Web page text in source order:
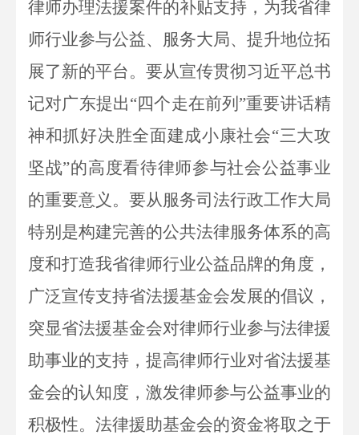
律师办理法援案件的补贴支持，为我省律
师行业参与公益、服务大局、提升地位拓
展了新的平台。要从宣传贯彻习近平总书
记对广东提出“四个走在前列”重要讲话精
神和抓好决胜全面建成小康社会“三大攻
坚战”的高度看待律师参与社会公益事业
的重要意义。要从服务司法行政工作大局
特别是构建完善的公共法律服务体系的高
度和打造我省律师行业公益品牌的角度，
广泛宣传支持省法援基金会发展的倡议，
突显省法援基金会对律师行业参与法律援
助事业的支持，提高律师行业对省法援基
金会的认知度，激发律师参与公益事业的
积极性。法律援助基金会的资金将取之于